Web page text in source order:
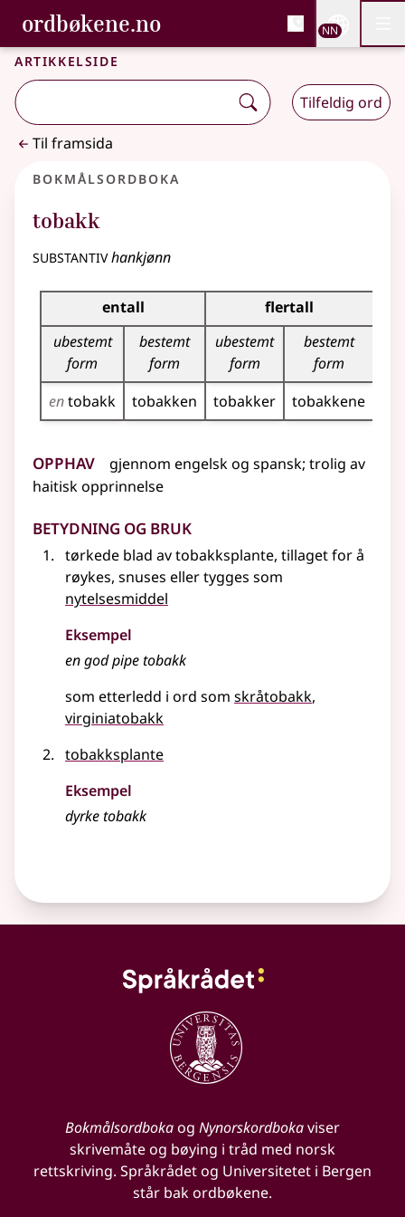
Gå til hovudinnhald
Tilgjenge
ordbøkene.no, Bokmålsordboka og
Bokmålsordboka og Nynorskordboka
NN
Artikkelside
Tilfeldig ord
Til framsida
Bokmålsordboka
tobakk
substantivhankjønn
Bøyingstabell for dette substantivet
entall
flertall
ubestemt
form
bestemt
form
ubestemt
form
bestemt
form
entobakk tobakken tobakker tobakkene
Opphav gjennom engelskog spansk; trolig av
haitisk opprinnelse
Betydning og bruk
tørkede blad av tobakksplante, tillaget for å
røykes, snuses eller tygges som
nytelsesmiddel
Eksempel
en god pipetobakk
som etterledd i ord som skråtobakk
virginiatobakk
tobakksplante
Eksempel
dyrketobakk
Bokmålsordbokaog Nynorskordbokaviser
skrivemåte og bøying i tråd med norsk
rettskriving. Språkrådet og Universitetet i Bergen
står bak ordbøkene.